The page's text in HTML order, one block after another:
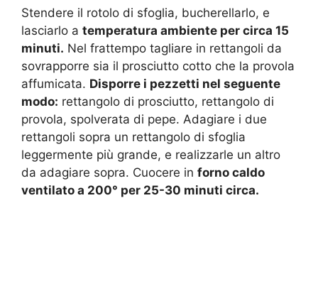
Stendere il rotolo di sfoglia, bucherellarlo, e
lasciarlo a temperatura ambiente per circa 15
minuti. Nel frattempo tagliare in rettangoli da
sovrapporre sia il prosciutto cotto che la provola
affumicata. Disporre i pezzetti nel seguente
modo: rettangolo di prosciutto, rettangolo di
provola, spolverata di pepe. Adagiare i due
rettangoli sopra un rettangolo di sfoglia
leggermente più grande, e realizzarle un altro
da adagiare sopra. Cuocere in forno caldo
ventilato a 200° per 25-30 minuti circa.